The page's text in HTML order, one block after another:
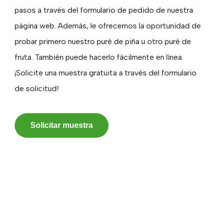
pasos a través del formulario de pedido de nuestra
página web. Además, le ofrecemos la oportunidad de
probar primero nuestro puré de piña u otro puré de
fruta. También puede hacerlo fácilmente en línea.
¡Solicite una muestra gratuita a través del formulario
de solicitud!
Solicitar muestra